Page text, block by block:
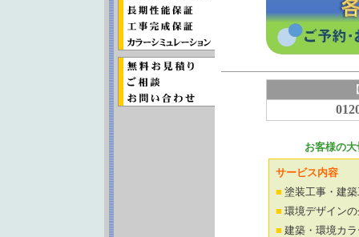
お客様の
サービス内容
■ 塗装工事・建
■ 環境デザイン
■ 建築・環境カ